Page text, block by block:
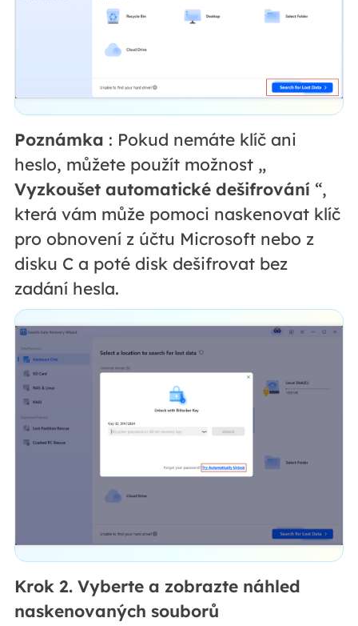
Poznámka : Pokud nemáte klíč ani
heslo, můžete použít možnost „
Vyzkoušet automatické dešifrování “,
která vám může pomoci naskenovat klíč
pro obnovení z účtu Microsoft nebo z
disku C a poté disk dešifrovat bez
zadání hesla.
Krok 2. Vyberte a zobrazte náhled
naskenovaných souborů